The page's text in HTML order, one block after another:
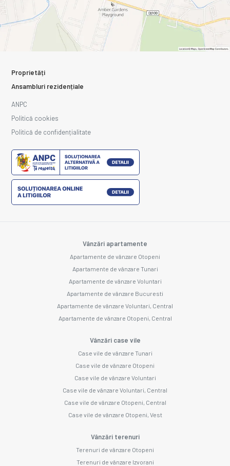
Proprietăți
Ansambluri rezidențiale
ANPC
Politică cookies
Politică de confidențialitate
Vânzări apartamente
Apartamente de vânzare Otopeni
Apartamente de vânzare Tunari
Apartamente de vânzare Voluntari
Apartamente de vânzare Bucuresti
Apartamente de vânzare Voluntari, Central
Apartamente de vânzare Otopeni, Central
Vânzări case vile
Case vile de vânzare Tunari
Case vile de vânzare Otopeni
Case vile de vânzare Voluntari
Case vile de vânzare Voluntari, Central
Case vile de vânzare Otopeni, Central
Case vile de vânzare Otopeni, Vest
Vânzări terenuri
Terenuri de vânzare Otopeni
Terenuri de vânzare Izvorani